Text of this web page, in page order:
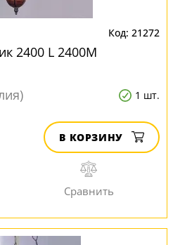
21272
2400 L 2400M
1 шт.
В КОРЗИНУ